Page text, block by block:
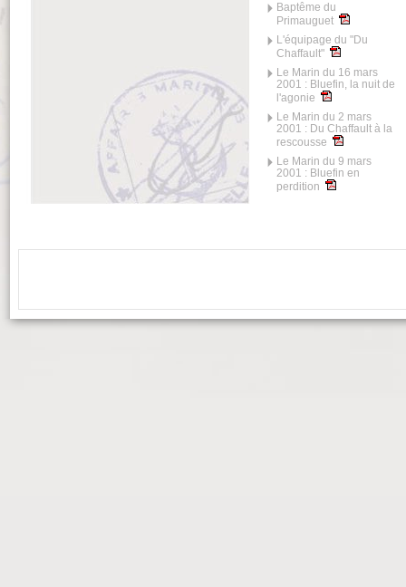
Baptême du
Primauguet
L'équipage du "Du
Chaffault"
Le Marin du 16 mars
2001 : Bluefin, la nuit de
l'agonie
Le Marin du 2 mars
2001 : Du Chaffault à la
rescousse
Le Marin du 9 mars
2001 : Bluefin en
perdition